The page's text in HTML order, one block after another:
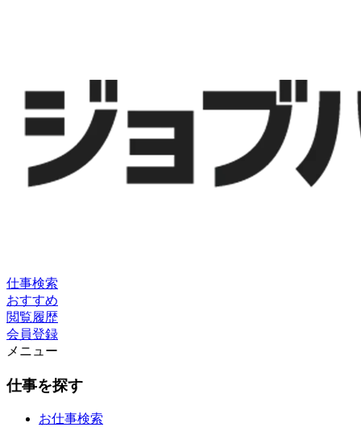
仕事検索
おすすめ
閲覧履歴
会員登録
メニュー
仕事を探す
お仕事検索